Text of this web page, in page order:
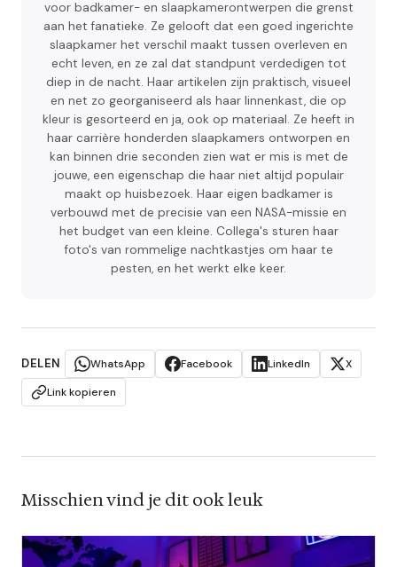
voor badkamer- en slaapkamerontwerpen die grenst
aan het fanatieke. Ze gelooft dat een goed ingerichte
slaapkamer het verschil maakt tussen overleven en
echt leven, en ze zal dat standpunt verdedigen tot
diep in de nacht. Haar artikelen zijn praktisch, visueel
en net zo georganiseerd als haar linnenkast, die op
kleur is gesorteerd en ja, ook op materiaal. Ze heeft in
haar carrière honderden slaapkamers ontworpen en
kan binnen drie seconden zien wat er mis is met de
jouwe, een eigenschap die haar niet altijd populair
maakt op huisbezoek. Haar eigen badkamer is
verbouwd met de precisie van een NASA-missie en
het budget van een kleine. Collega's sturen haar
foto's van rommelige nachtkastjes om haar te
pesten, en het werkt elke keer.
DELEN WhatsApp Facebook LinkedIn
X
Link kopieren
Misschien vind je dit ook leuk